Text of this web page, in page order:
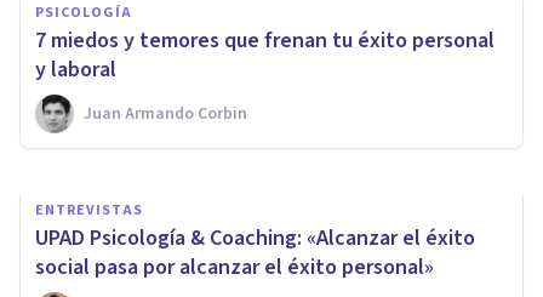
PSICOLOGÍA
​7 miedos y temores que frenan tu éxito personal
y laboral
Juan Armando Corbin
¿Cómo manejar la ansiedad en
nuestro día a día?
Psicología Y Mente
ENTREVISTAS
UPAD Psicología & Coaching: «Alcanzar el éxito
social pasa por alcanzar el éxito personal»